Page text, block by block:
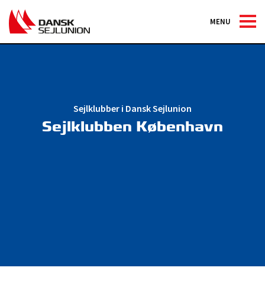
MENU
Sejlklubber i Dansk Sejlunion
Sejlklubben København